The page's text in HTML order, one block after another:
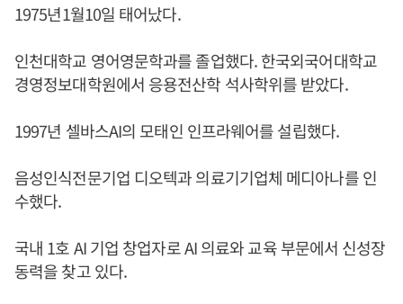
1975년1월10일 태어났다.
인천대학교 영어영문학과를 졸업했다. 한국외국어대학교
경영정보대학원에서 응용전산학 석사학위를 받았다.
1997년 셀바스AI의 모태인 인프라웨어를 설립했다.
음성인식전문기업 디오텍과 의료기기업체 메디아나를 인
수했다.
국내 1호 AI 기업 창업자로 AI 의료와 교육 부문에서 신성장
동력을 찾고 있다.